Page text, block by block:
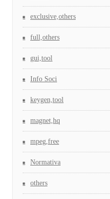
exclusive,others
full,others
gui,tool
Info Soci
keygen,tool
magnet,hq
mpeg,free
Normativa
others